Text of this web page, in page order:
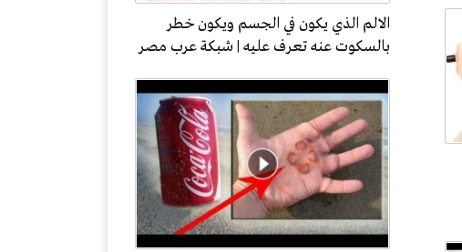
الالم الذي يكون في الجسم ويكون خطر
بالسكوت عنه تعرف عليه | شبكة عرب مصر